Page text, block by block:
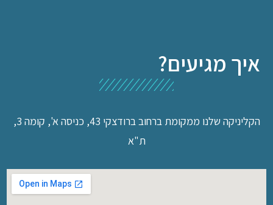
איך מגיעים?
הקליניקה שלנו ממקומת ברחוב ברודצקי 43, כניסה א', קומה 3,
ת"א